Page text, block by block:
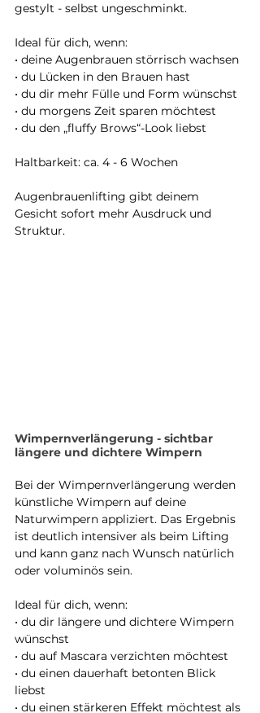
gestylt - selbst ungeschminkt.
Ideal für dich, wenn:
• deine Augenbrauen störrisch wachsen
• du Lücken in den Brauen hast
• du dir mehr Fülle und Form wünschst
• du morgens Zeit sparen möchtest
• du den „fluffy Brows“-Look liebst
Haltbarkeit: ca. 4 - 6 Wochen
Augenbrauenlifting gibt deinem
Gesicht sofort mehr Ausdruck und
Struktur.
Wimpernverlängerung - sichtbar
längere und dichtere Wimpern
Bei der Wimpernverlängerung werden
künstliche Wimpern auf deine
Naturwimpern appliziert. Das Ergebnis
ist deutlich intensiver als beim Lifting
und kann ganz nach Wunsch natürlich
oder voluminös sein.
Ideal für dich, wenn:
• du dir längere und dichtere Wimpern
wünschst
• du auf Mascara verzichten möchtest
• du einen dauerhaft betonten Blick
liebst
• du einen stärkeren Effekt möchtest als